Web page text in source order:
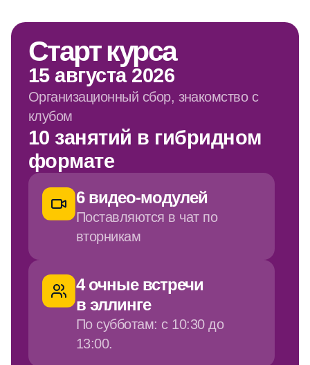
15 августа 2026
Организационный сбор, знакомство с
клубом
10 занятий в гибридном
формате
6 видео-модулей
Поставляются в чат по
вторникам
4 очные встречи
По субботам: с 10:30 до
13:00.
20 000 рублей
за весь теоретический курс